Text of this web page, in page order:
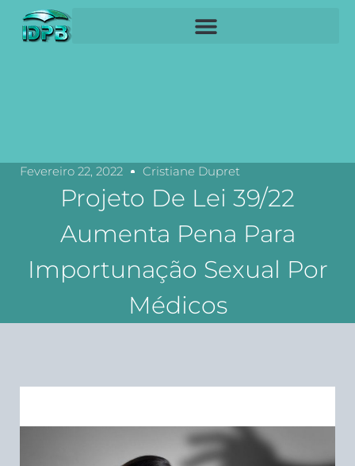
Fevereiro 22, 2022 Cristiane Dupret
Projeto De Lei 39/22
Aumenta Pena Para
Importunação Sexual Por
Médicos